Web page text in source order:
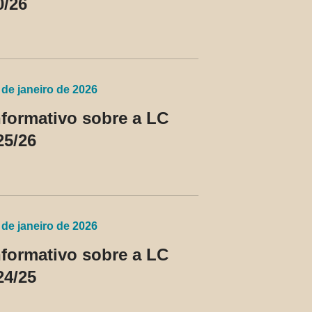
26
de janeiro de 2026
sobre a LC
26
de janeiro de 2026
sobre a LC
25